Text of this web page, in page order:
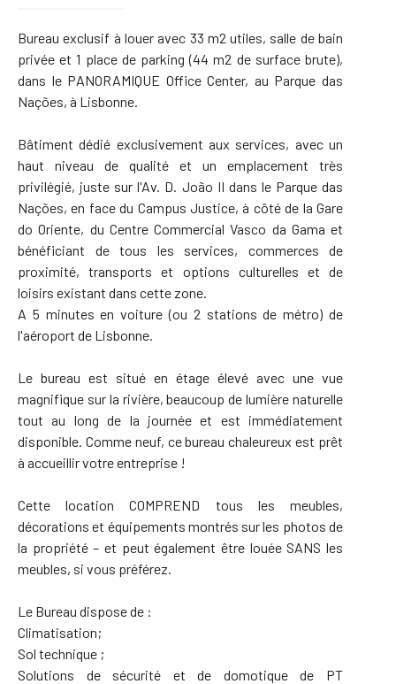
Bureau exclusif à louer avec 33 m2 utiles, salle de bain
privée et 1 place de parking (44 m2 de surface brute),
dans le PANORAMIQUE Office Center, au Parque das
Nações, à Lisbonne.
Bâtiment dédié exclusivement aux services, avec un
haut niveau de qualité et un emplacement très
privilégié, juste sur l'Av. D. João II dans le Parque das
Nações, en face du Campus Justice, à côté de la Gare
do Oriente, du Centre Commercial Vasco da Gama et
bénéficiant de tous les services, commerces de
proximité, transports et options culturelles et de
loisirs existant dans cette zone.
A 5 minutes en voiture (ou 2 stations de métro) de
l'aéroport de Lisbonne.
Le bureau est situé en étage élevé avec une vue
magnifique sur la rivière, beaucoup de lumière naturelle
tout au long de la journée et est immédiatement
disponible. Comme neuf, ce bureau chaleureux est prêt
à accueillir votre entreprise !
Cette location COMPREND tous les meubles,
décorations et équipements montrés sur les photos de
la propriété – et peut également être louée SANS les
meubles, si vous préférez.
Le Bureau dispose de :
Climatisation;
Sol technique ;
Solutions de sécurité et de domotique de PT